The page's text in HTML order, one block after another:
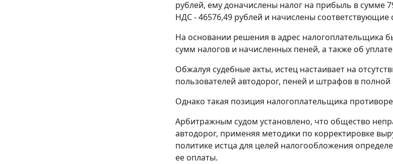
рублей, ему доначислены налог на прибыль в сумме
НДС - 46576,49 рублей и начислены
На основании решения в адрес налогоплательщика
сумм налогов и начисленных пеней, а также об
Обжалуя судебные акты, истец настаивает на
пользователей автодорог, пеней и штрафов в
Однако такая позиция налогоплательщика
Арбитражным судом установлено, что общество
автодорог, применяя методики по корректировке
политике истца для целей налогообложения
ее оплаты.